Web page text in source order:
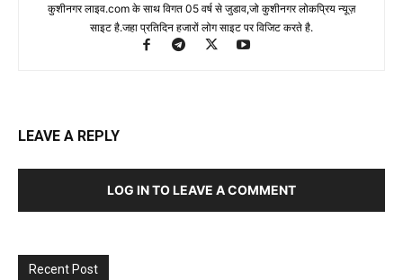
कुशीनगर लाइव.com के साथ विगत 05 वर्ष से जुडाव,जो कुशीनगर लोकप्रिय न्यूज़
साइट है.जहा प्रतिदिन हजारों लोग साइट पर विजिट करते है.
LEAVE A REPLY
LOG IN TO LEAVE A COMMENT
Recent Post